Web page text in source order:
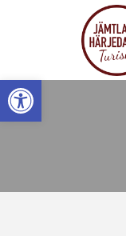
Open toolbar